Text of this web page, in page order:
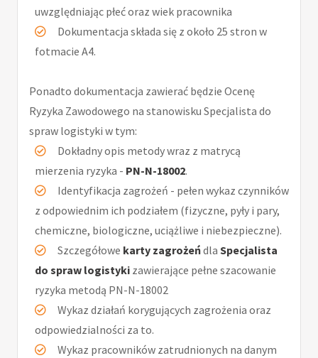
uwzględniając płeć oraz wiek pracownika
Dokumentacja składa się z około 25 stron w
fotmacie A4.
Ponadto dokumentacja zawierać będzie Ocenę
Ryzyka Zawodowego na stanowisku Specjalista do
spraw logistyki w tym:
Dokładny opis metody wraz z matrycą
mierzenia ryzyka - PN-N-18002.
Identyfikacja zagrożeń - pełen wykaz czynników
z odpowiednim ich podziałem (fizyczne, pyły i pary,
chemiczne, biologiczne, uciążliwe i niebezpieczne).
Szczegółowe karty zagrożeńdla Specjalista
do spraw logistyki zawierające pełne szacowanie
ryzyka metodą PN-N-18002
Wykaz działań korygujących zagrożenia oraz
odpowiedzialności za to.
Wykaz pracowników zatrudnionych na danym